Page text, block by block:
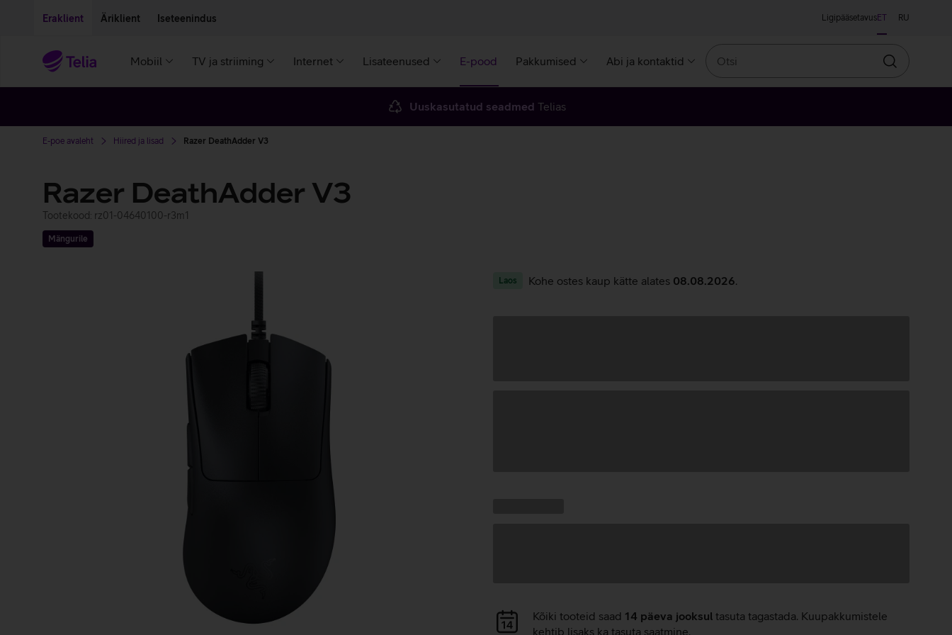
Eraklient Äriklient Iseteenindus LigipääsetavusET RU
Mobiil TV ja striiming Internet Lisateenused E-pood Pakkumised Abi ja kontaktid
Otsin
Uuskasutatud seadmed Telias
E-poe avaleht Hiired ja lisad Razer DeathAdder V3
Razer DeathAdder V3
Tootekood: rz01-04640100-r3m1
Mängurile
Laos Kohe ostes kaup kätte alates 08.08.2026
Andmete
laadimine
Kõiki tooteid saad 14 päeva jooksul tasuta tagastada. Kuupakkumistele
kehtib lisaks ka tasuta saatmine.